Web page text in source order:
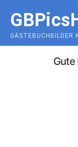
content
GÄSTEBUCHBILDER
Gute